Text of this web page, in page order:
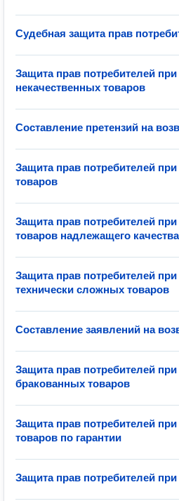
Судебная защита прав
Защита прав потребителей при
некачественных товаров
Составление претензий на
Защита прав потребителей при
товаров
Защита прав потребителей при
товаров надлежащего качества
Защита прав потребителей при
технически сложных товаров
Составление заявлений на
Защита прав потребителей при
бракованных товаров
Защита прав потребителей при
товаров по гарантии
Защита прав потребителей